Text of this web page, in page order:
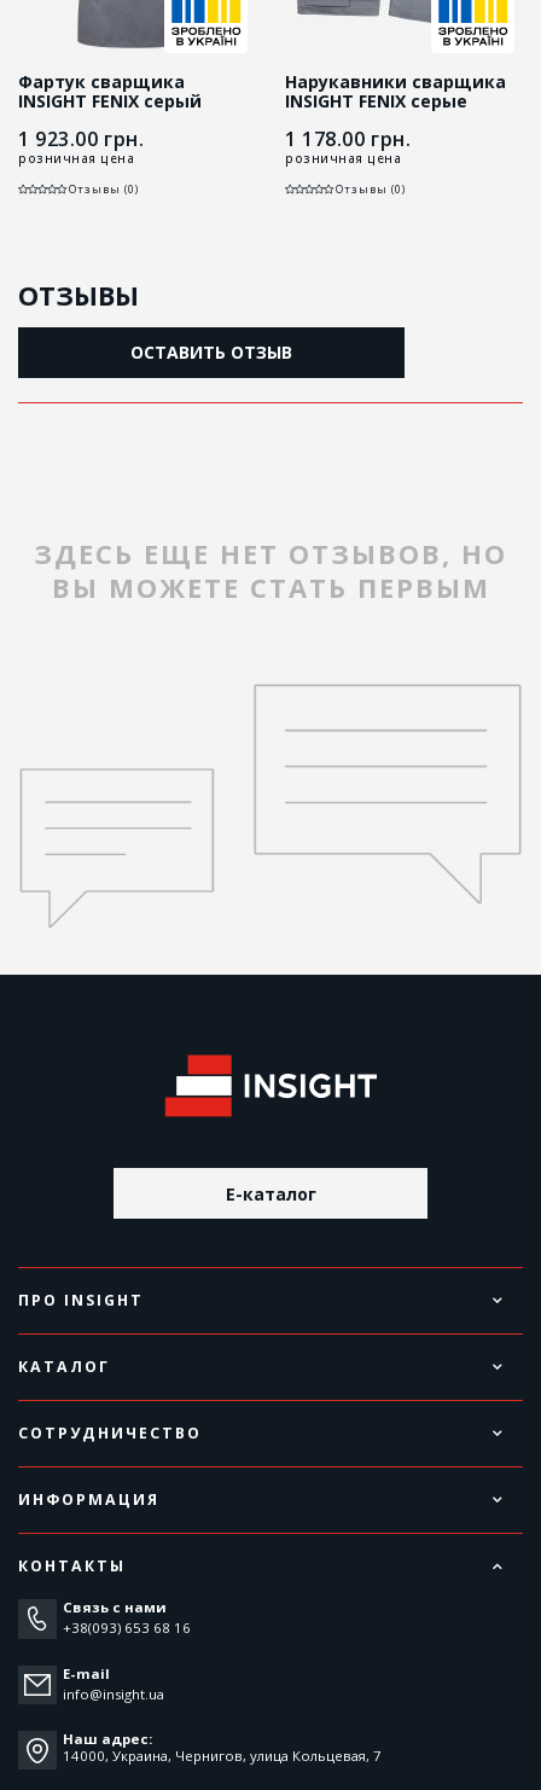
Фартук сварщика
INSIGHT FENIX серый
1 923.00 грн.
розничная цена
Отзывы (0)
Нарукавники сварщика
INSIGHT FENIX серые
1 178.00 грн.
розничная цена
Отзывы (0)
ОТЗЫВЫ
ОСТАВИТЬ ОТЗЫВ
ЗДЕСЬ ЕЩЕ НЕТ ОТЗЫВОВ, НО
ВЫ МОЖЕТЕ СТАТЬ ПЕРВЫМ
E-каталог
ПРО INSIGHT
КАТАЛОГ
СОТРУДНИЧЕСТВО
ИНФОРМАЦИЯ
КОНТАКТЫ
Связь с нами
+38(093) 653 68 16
E-mail
info@insight.ua
Наш адрес:
14000, Украина, Чернигов, улица Кольцевая, 7